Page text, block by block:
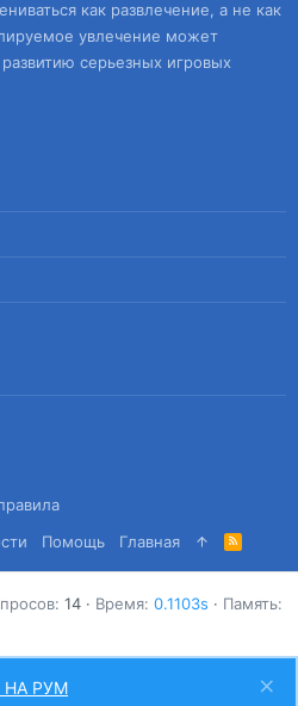
как развлечение, а не как
увлечение может
серьезных игровых
Помощь Главная
R
S
S
14 Время 0.1103s
Память
Снизу
НА РУМ